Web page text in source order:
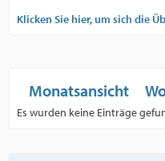
Klicken Sie hier, um sich die
Monatsansicht
Es wurden keine Einträge